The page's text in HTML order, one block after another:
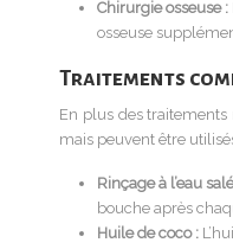
Chirurgie osseuse :
osseuse
Traitements
En plus des
mais peuvent être
Rinçage à l’eau
bouche après
Huile de coco :